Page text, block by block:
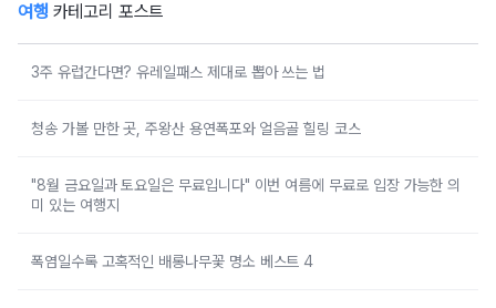
여행 카테고리 포스트
3주 유럽간다면? 유레일패스 제대로 뽑아 쓰는 법
청송 가볼 만한 곳, 주왕산 용연폭포와 얼음골 힐링 코스
"8월 금요일과 토요일은 무료입니다" 이번 여름에 무료로 입장 가능한 의
미 있는 여행지
폭염일수록 고혹적인 배롱나무꽃 명소 베스트 4